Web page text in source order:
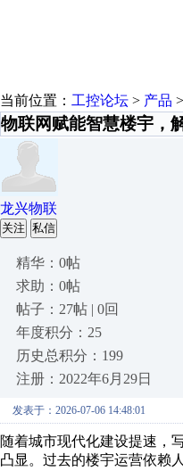
当前位置： 工控论坛 > 产品 >
物联网赋能智慧楼宇，
龙兴物联
关注 私信
精华：0帖
求助：0帖
帖子：27帖 | 0回
年度积分：25
历史总积分：199
注册：2022年6月29日
发表于：2026-07-06 14:48:01
随着城市现代化建设提速，
凸显。过去的楼宇运营依赖